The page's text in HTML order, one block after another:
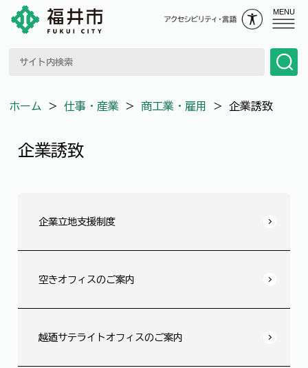
MENU
ホーム ＞ 仕事・産業 ＞ 商工業・雇用 ＞ 企業誘致
企業誘致
企業立地支援制度
空きオフィスのご案内
越廼サテライトオフィスのご案内